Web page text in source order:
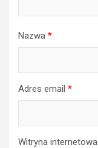
Nazwa *
Adres email *
Witryna internetowa